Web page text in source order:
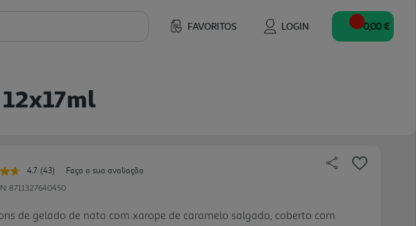
FAVORITOS LOGIN 0,00 €
4.7 Leu
43
Link
para
(43)
Faça a sua avaliação
8711327640450
de gelado de nata com xarope de caramelo salgado, coberto com